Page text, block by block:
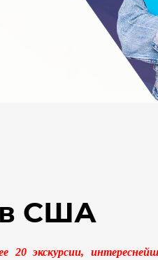
в США
20 экскурсии,